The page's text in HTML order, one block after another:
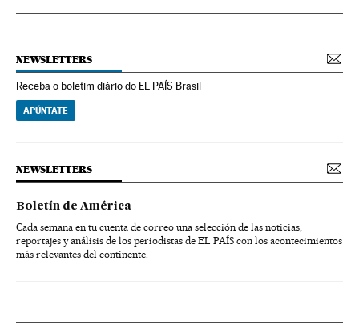
NEWSLETTERS
Receba o boletim diário do EL PAÍS Brasil
APÚNTATE
NEWSLETTERS
Boletín de América
Cada semana en tu cuenta de correo una selección de las noticias,
reportajes y análisis de los periodistas de EL PAÍS con los acontecimientos
más relevantes del continente.